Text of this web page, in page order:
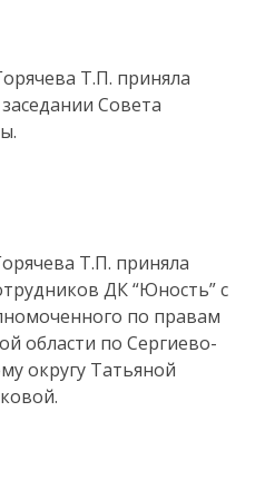
Т.П. приняла
Совета
Т.П. приняла
ДК “Юность” с
по правам
области по Сергиево-
округу Татьяной